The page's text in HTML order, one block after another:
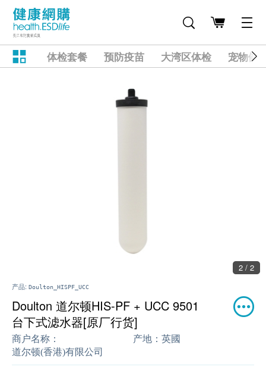
体检套餐 预防疫苗 大湾区体检 宠物健
2 / 2
产品: Doulton_HISPF_UCC
Doulton 道尔顿HIS-PF + UCC 9501
台下式滤水器[原厂行货]
商户名称：
道尔顿(香港)有限公司
产地： 英國